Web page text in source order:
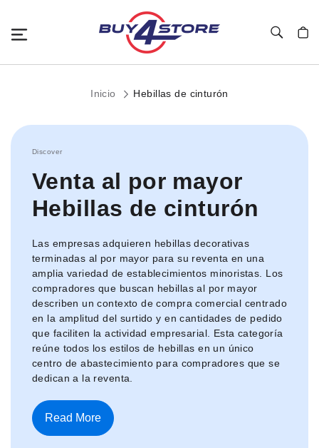
Inicio Hebillas de cinturón
Discover
Venta al por mayor
Hebillas de cinturón
Las empresas adquieren hebillas decorativas
terminadas al por mayor para su reventa en una
amplia variedad de establecimientos minoristas. Los
compradores que buscan hebillas al por mayor
describen un contexto de compra comercial centrado
en la amplitud del surtido y en cantidades de pedido
que faciliten la actividad empresarial. Esta categoría
reúne todos los estilos de hebillas en un único
centro de abastecimiento para compradores que se
dedican a la reventa.
Read More